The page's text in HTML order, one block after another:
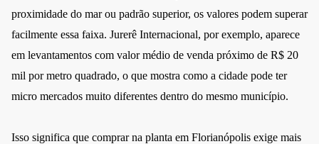
proximidade do mar ou padrão superior, os valores podem superar
facilmente essa faixa. Jurerê Internacional, por exemplo, aparece
em levantamentos com valor médio de venda próximo de R$ 20
mil por metro quadrado, o que mostra como a cidade pode ter
micro mercados muito diferentes dentro do mesmo município.
Isso significa que comprar na planta em Florianópolis exige mais